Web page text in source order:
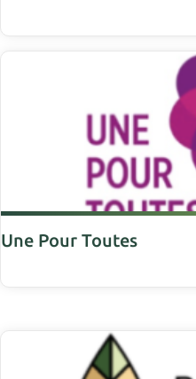
Une Pour Toutes